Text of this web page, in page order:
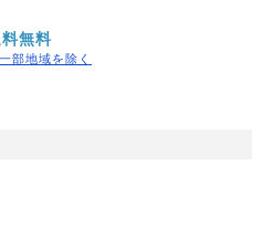
無料
部地域を除く